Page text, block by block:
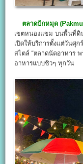
ตลาดปักหมุด (
เขตหนองแขม บนพื้นที่ดิน
เปิดให้บริการตั้งแต่วันศุ
สไตล์ “ตลาดนัดอาหาร
อาหารแบบชิวๆ ทุกวัน